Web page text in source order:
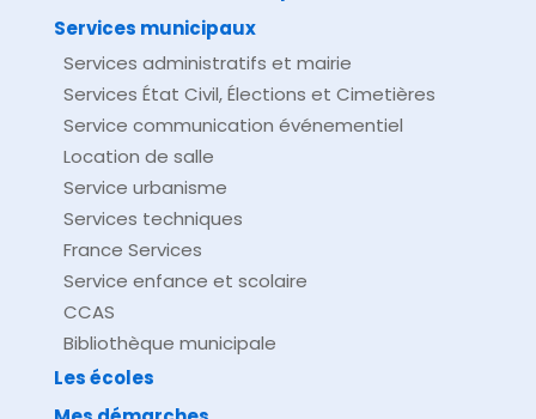
Services municipaux
Services administratifs et mairie
Services État Civil, Élections et Cimetières
Service communication événementiel
Location de salle
Service urbanisme
Services techniques
France Services
Service enfance et scolaire
CCAS
Bibliothèque municipale
Les écoles